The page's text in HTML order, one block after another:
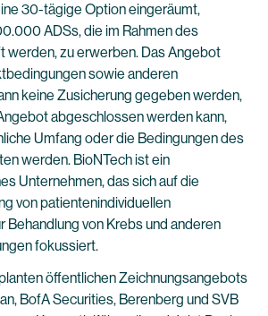
30-tägige Option eingeräumt,
ADSs, die im Rahmen des
werden, zu erwerben. Das Angebot
sowie anderen
keine Zusicherung gegeben werden,
abgeschlossen werden kann,
Umfang oder die Bedingungen des
werden. BioNTech ist ein
Unternehmen, das sich auf die
von patientenindividuellen
Behandlung von Krebs und anderen
fokussiert.
öffentlichen Zeichnungsangebots
BofA Securities, Berenberg und SVB